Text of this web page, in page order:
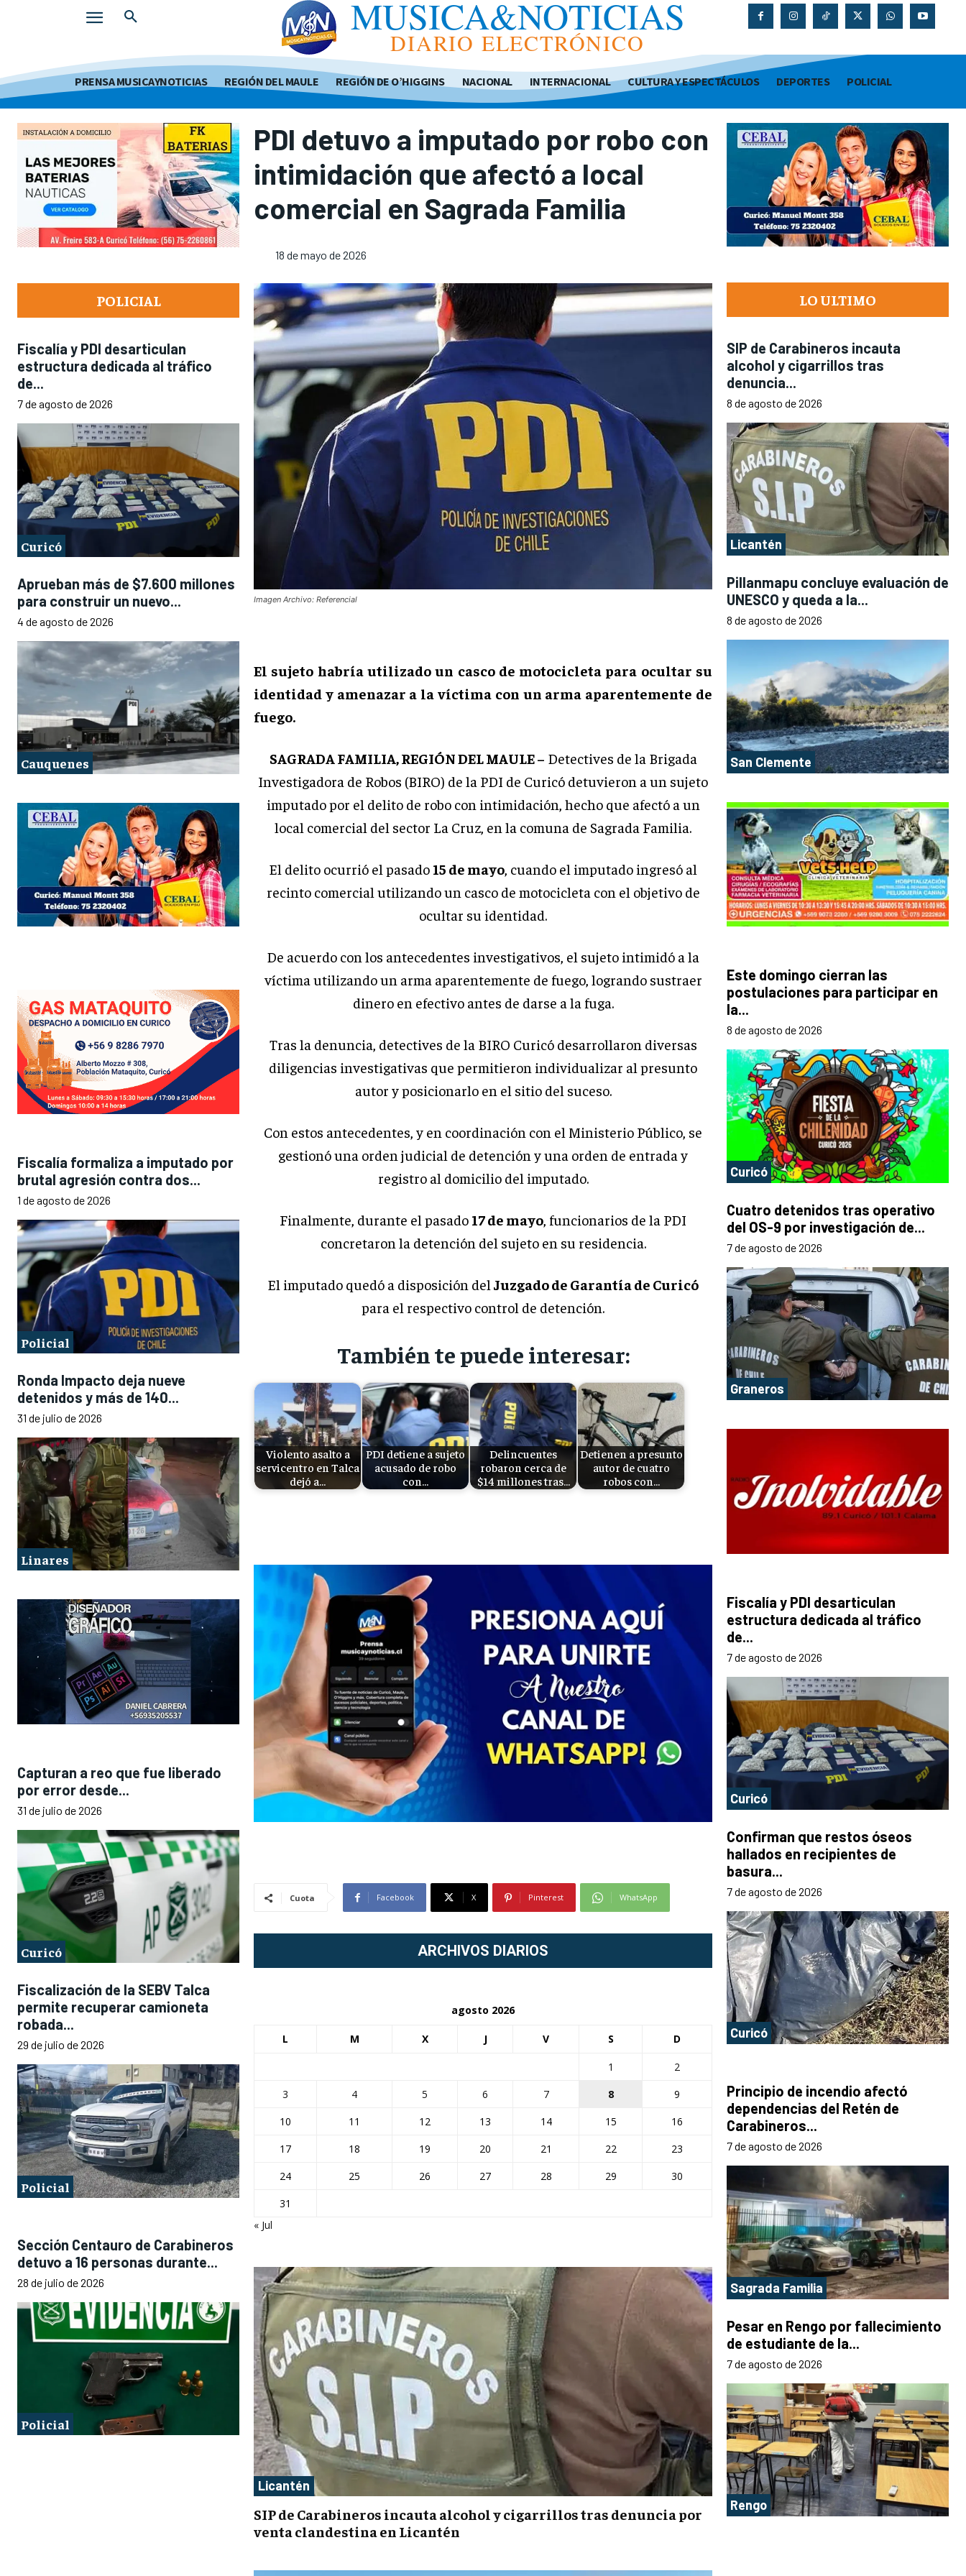
MUSICA&NOTICIAS
DIARIO ELECTRÓNICO
PRENSA MUSICAYNOTICIAS REGIÓN DEL MAULE REGIÓN DE O’HIGGINS NACIONAL INTERNACIONAL CULTURA Y ESPECTÁCULOS DEPORTES POLICIAL
POLICIAL
Fiscalía y PDI desarticulan
estructura dedicada al tráfico
de...
7 de agosto de 2026
Curicó
Aprueban más de $7.600 millones
para construir un nuevo...
4 de agosto de 2026
Cauquenes
Fiscalía formaliza a imputado por
brutal agresión contra dos...
1 de agosto de 2026
Policial
Ronda Impacto deja nueve
detenidos y más de 140...
31 de julio de 2026
Linares
Capturan a reo que fue liberado
por error desde...
31 de julio de 2026
Curicó
Fiscalización de la SEBV Talca
permite recuperar camioneta
robada...
29 de julio de 2026
Policial
Sección Centauro de Carabineros
detuvo a 16 personas durante...
28 de julio de 2026
Policial
PDI detuvo a imputado por robo con
intimidación que afectó a local
comercial en Sagrada Familia
18 de mayo de 2026
Imagen Archivo: Referencial
El sujeto habría utilizado un casco de motocicleta para ocultar su
identidad y amenazar a la víctima con un arma aparentemente de
fuego.
SAGRADA FAMILIA, REGIÓN DEL MAULE – Detectives de la Brigada
Investigadora de Robos (BIRO) de la PDI de Curicó detuvieron a un sujeto
imputado por el delito de robo con intimidación, hecho que afectó a un
local comercial del sector La Cruz, en la comuna de Sagrada Familia.
El delito ocurrió el pasado 15 de mayo , cuando el imputado ingresó al
recinto comercial utilizando un casco de motocicleta con el objetivo de
ocultar su identidad.
De acuerdo con los antecedentes investigativos, el sujeto intimidó a la
víctima utilizando un arma aparentemente de fuego, logrando sustraer
dinero en efectivo antes de darse a la fuga.
Tras la denuncia, detectives de la BIRO Curicó desarrollaron diversas
diligencias investigativas que permitieron individualizar al presunto
autor y posicionarlo en el sitio del suceso.
Con estos antecedentes, y en coordinación con el Ministerio Público, se
gestionó una orden judicial de detención y una orden de entrada y
registro al domicilio del imputado.
Finalmente, durante el pasado 17 de mayo , funcionarios de la PDI
concretaron la detención del sujeto en su residencia.
El imputado quedó a disposición del Juzgado de Garantía de Curicó
para el respectivo control de detención.
También te puede interesar:
Violento asalto a
servicentro en Talca
dejó a…
PDI detiene a sujeto
acusado de robo
con…
Delincuentes
robaron cerca de
$14 millones tras…
Detienen a presunto
autor de cuatro
robos con…
Cuota Facebook X Pinterest WhatsApp
ARCHIVOS DIARIOS
agosto 2026
L M X J V S D
1
2
3
4 5 6 7 8
9
10
11 12 13 14 15
16
17
18 19 20 21 22
23
24
25 26 27 28 29
30
31
« Jul
Licantén
SIP de Carabineros incauta alcohol y cigarrillos tras denuncia por
venta clandestina en Licantén
LO ULTIMO
SIP de Carabineros incauta
alcohol y cigarrillos tras
denuncia...
8 de agosto de 2026
Licantén
Pillanmapu concluye evaluación de
UNESCO y queda a la...
8 de agosto de 2026
San Clemente
Este domingo cierran las
postulaciones para participar en
la...
8 de agosto de 2026
Curicó
Cuatro detenidos tras operativo
del OS-9 por investigación de...
7 de agosto de 2026
Graneros
Fiscalía y PDI desarticulan
estructura dedicada al tráfico
de...
7 de agosto de 2026
Curicó
Confirman que restos óseos
hallados en recipientes de
basura...
7 de agosto de 2026
Curicó
Principio de incendio afectó
dependencias del Retén de
Carabineros...
7 de agosto de 2026
Sagrada Familia
Pesar en Rengo por fallecimiento
de estudiante de la...
7 de agosto de 2026
Rengo